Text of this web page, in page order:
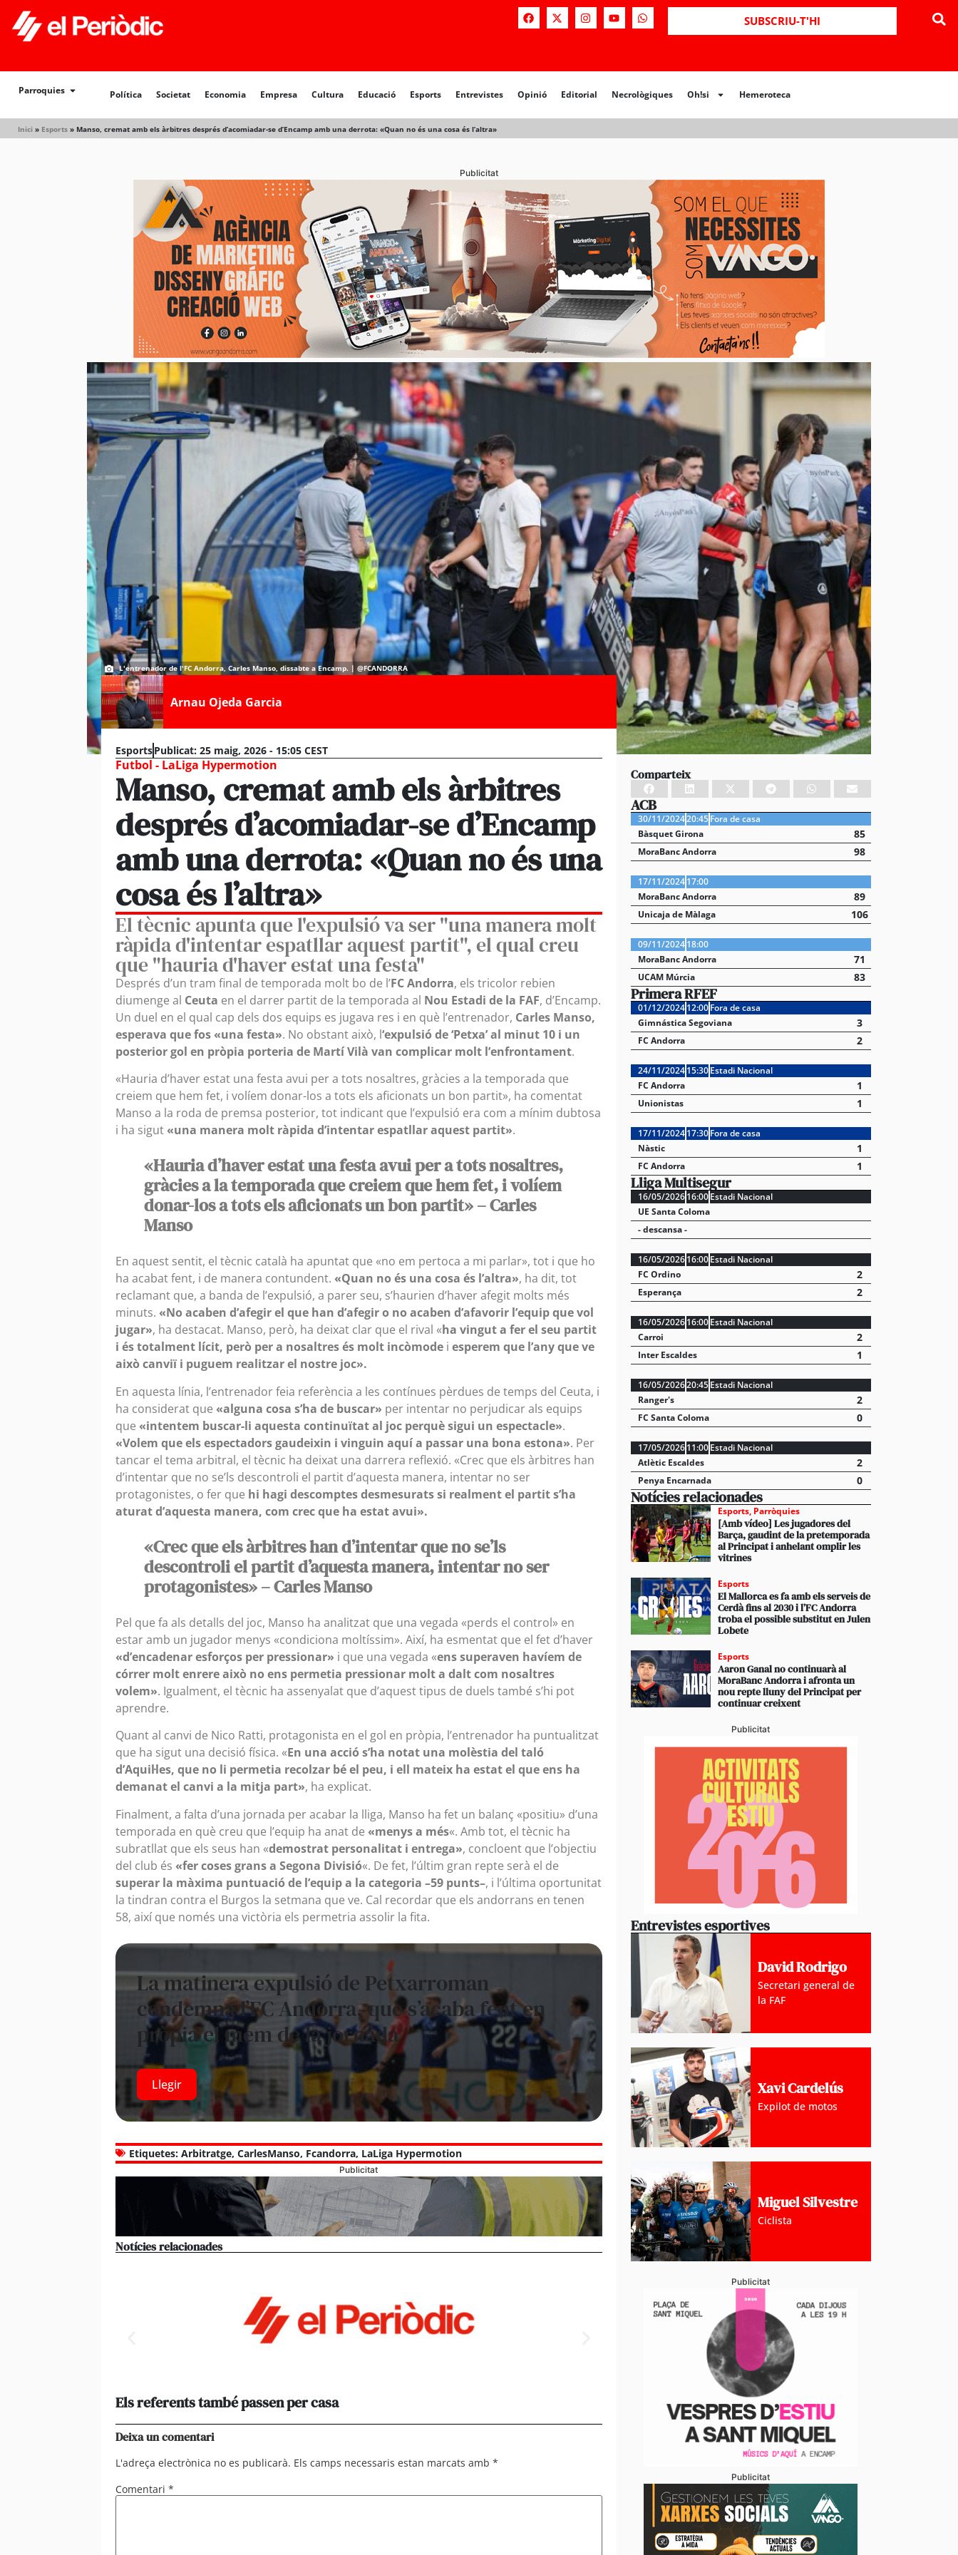
SUBSCRIU-T'HI
Parroquies Política Societat Economia Empresa Cultura Educació Esports Entrevistes Opinió Editorial Necrològiques Oh!si Hemeroteca
Inici » Esports » Manso, cremat amb els àrbitres després d’acomiadar-se d’Encamp amb una derrota: «Quan no és una cosa és l’altra»
Política Societat Opinió Editorial Necrològiques Hemeroteca
Publicitat
L'entrenador de l'FC Andorra, Carles Manso, dissabte a Encamp. | @FCANDORRA
Arnau Ojeda Garcia
EsportsPublicat: 25 maig, 2026 - 15:05 CEST
Futbol - LaLiga Hypermotion
Manso, cremat amb els àrbitres
després d’acomiadar-se d’Encamp
amb una derrota: «Quan no és una
cosa és l’altra»
El tècnic apunta que l'expulsió va ser "una manera molt
ràpida d'intentar espatllar aquest partit", el qual creu
que "hauria d'haver estat una festa"
Després d’un tram final de temporada molt bo de l’FC Andorra, els tricolor rebien
diumenge al Ceuta en el darrer partit de la temporada al Nou Estadi de la FAF, d’Encamp.
Un duel en el qual cap dels dos equips es jugava res i en què l’entrenador, Carles Manso,
esperava que fos «una festa». No obstant això, l‘expulsió de ‘Petxa’ al minut 10 i un
posterior gol en pròpia porteria de Martí Vilà van complicar molt l’enfrontament.
«Hauria d’haver estat una festa avui per a tots nosaltres, gràcies a la temporada que
creiem que hem fet, i volíem donar-los a tots els aficionats un bon partit», ha comentat
Manso a la roda de premsa posterior, tot indicant que l’expulsió era com a mínim dubtosa
i ha sigut«una manera molt ràpida d’intentar espatllar aquest partit».
«Hauria d’haver estat una festa avui per a tots nosaltres,
gràcies a la temporada que creiem que hem fet, i volíem
donar-los a tots els aficionats un bon partit» – Carles
Manso
En aquest sentit, el tècnic català ha apuntat que «no em pertoca a mi parlar», tot i que ho
ha acabat fent, i de manera contundent. «Quan no és una cosa és l’altra», ha dit, tot
reclamant que, a banda de l’expulsió, a parer seu, s’haurien d’haver afegit molts més
minuts. «No acaben d’afegir el que han d’afegir o no acaben d’afavorir l’equip que vol
jugar», ha destacat. Manso, però, ha deixat clar que el rival «ha vingut a fer el seu partit
i és totalment lícit, però per a nosaltres és molt incòmode i esperem que l’any que ve
això canviï i puguem realitzar el nostre joc».
En aquesta línia, l’entrenador feia referència a les contínues pèrdues de temps del Ceuta, i
ha considerat que «alguna cosa s’ha de buscar» per intentar no perjudicar als equips
que «intentem buscar-li aquesta continuïtat al joc perquè sigui un espectacle».
«Volem que els espectadors gaudeixin i vinguin aquí a passar una bona estona». Per
tancar el tema arbitral, el tècnic ha deixat una darrera reflexió. «Crec que els àrbitres han
d’intentar que no se’ls descontroli el partit d’aquesta manera, intentar no ser
protagonistes, o fer que hi hagi descomptes desmesurats si realment el partit s’ha
aturat d’aquesta manera, com crec que ha estat avui».
«Crec que els àrbitres han d’intentar que no se’ls
descontroli el partit d’aquesta manera, intentar no ser
protagonistes» – Carles Manso
Pel que fa als detalls del joc, Manso ha analitzat que una vegada «perds el control» en
estar amb un jugador menys «condiciona moltíssim». Així, ha esmentat que el fet d’haver
«d’encadenar esforços per pressionar» i que una vegada «ens superaven havíem de
córrer molt enrere això no ens permetia pressionar molt a dalt com nosaltres
volem». Igualment, el tècnic ha assenyalat que d’aquest tipus de duels també s’hi pot
aprendre.
Quant al canvi de Nico Ratti, protagonista en el gol en pròpia, l’entrenador ha puntualitzat
que ha sigut una decisió física. «En una acció s’ha notat una molèstia del taló
d’Aquil·les, que no li permetia recolzar bé el peu, i ell mateix ha estat el que ens ha
demanat el canvi a la mitja part», ha explicat.
Finalment, a falta d’una jornada per acabar la lliga, Manso ha fet un balanç «positiu» d’una
temporada en què creu que l’equip ha anat de «menys a més«. Amb tot, el tècnic ha
subratllat que els seus han «demostrat personalitat i entrega», concloent que l’objectiu
del club és «fer coses grans a Segona Divisió«. De fet, l’últim gran repte serà el de
superar la màxima puntuació de l’equip a la categoria –59 punts–, i l’última oportunitat
la tindran contra el Burgos la setmana que ve. Cal recordar que els andorrans en tenen
58, així que només una victòria els permetria assolir la fita.
La matinera expulsió de Petxarroman
condemna l’FC Andorra, que s’acaba fent en
pròpia el mem de la jornada
Llegir
Etiquetes: Arbitratge, CarlesManso, Fcandorra, LaLiga Hypermotion
Publicitat
Notícies relacionades
Els referents també passen per casa Els establiments es fan forts davant una demanda
al 95% en un juliol que ja és històric
Deixa un comentari
L'adreça electrònica no es publicarà. Els camps necessaris estan marcats amb *
Comentari *
Comparteix
ACB
30/11/202420:45 Fora de casa
Bàsquet Girona
85
MoraBanc Andorra 98
17/11/2024 17:00
MoraBanc Andorra
89
Unicaja de Màlaga 106
09/11/2024 18:00
MoraBanc Andorra
71
UCAM Múrcia 83
Primera RFEF
01/12/2024 12:00 Fora de casa
Gimnástica Segoviana
3
FC Andorra 2
24/11/2024 15:30 Estadi Nacional
FC Andorra
1
Unionistas 1
17/11/2024 17:30 Fora de casa
Nàstic
1
FC Andorra 1
Lliga Multisegur
16/05/2026 16:00 Estadi Nacional
UE Santa Coloma
- descansa -
16/05/2026 16:00 Estadi Nacional
FC Ordino
2
Esperança 2
16/05/2026 16:00 Estadi Nacional
Carroi
2
Inter Escaldes 1
16/05/202620:45 Estadi Nacional
Ranger's
2
FC Santa Coloma 0
17/05/2026 11:00 Estadi Nacional
Atlètic Escaldes
2
Penya Encarnada 0
Notícies relacionades
Esports, Parròquies
[Amb vídeo] Les jugadores del
Barça, gaudint de la pretemporada
al Principat i anhelant omplir les
vitrines
Esports
El Mallorca es fa amb els serveis de
Cerdà fins al 2030 i l’FC Andorra
troba el possible substitut en Julen
Lobete
Esports
Aaron Ganal no continuarà al
MoraBanc Andorra i afronta un
nou repte lluny del Principat per
continuar creixent
Publicitat
Entrevistes esportives
David Rodrigo
Secretari general de
la FAF
Xavi Cardelús
Expilot de motos
Miguel Silvestre
Ciclista
Publicitat
Publicitat